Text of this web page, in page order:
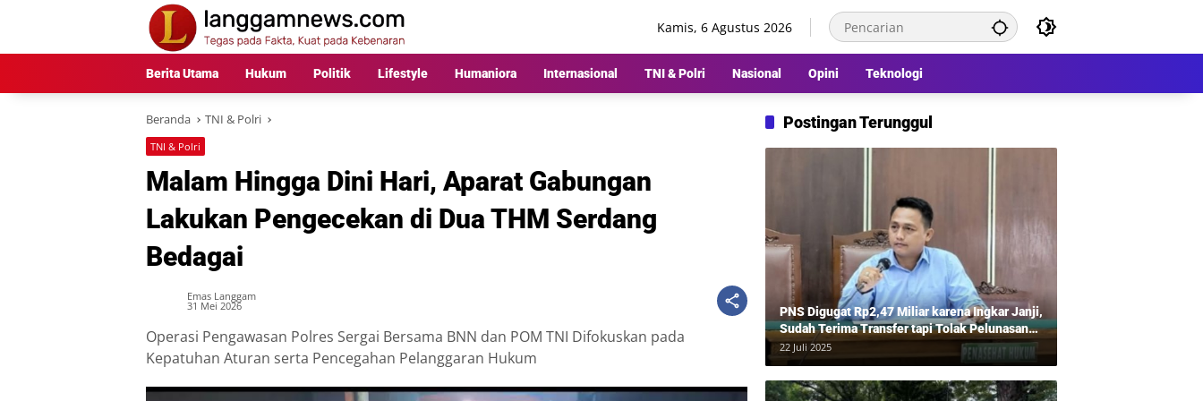
Kamis, 6 Agustus 2026
Berita Utama Hukum Politik Lifestyle Humaniora Internasional TNI & Polri Nasional Opini Teknologi
Beranda TNI & Polri
TNI & Polri
Malam Hingga Dini Hari, Aparat Gabungan
Lakukan Pengecekan di Dua THM Serdang
Bedagai
Emas Langgam
31 Mei 2026
Operasi Pengawasan Polres Sergai Bersama BNN dan POM TNI Difokuskan pada
Kepatuhan Aturan serta Pencegahan Pelanggaran Hukum
Postingan Terunggul
PNS Digugat Rp2,47 Miliar karena Ingkar Janji,
Sudah Terima Transfer tapi Tolak Pelunasan
Bertahap, Balas Gugat Tuding Lawan Tipu
Rp850 Juta
22 Juli 2025